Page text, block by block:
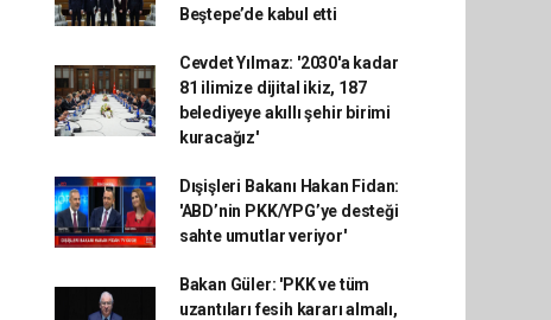
Beştepe’de kabul etti
Cevdet Yılmaz: '2030'a kadar
81 ilimize dijital ikiz, 187
belediyeye akıllı şehir birimi
kuracağız'
Dışişleri Bakanı Hakan Fidan:
'ABD’nin PKK/YPG’ye desteği
sahte umutlar veriyor'
Bakan Güler: 'PKK ve tüm
uzantıları fesih kararı almalı,